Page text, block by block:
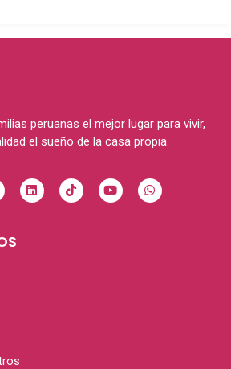
peruanas el mejor lugar para vivir,
el sueño de la casa propia.